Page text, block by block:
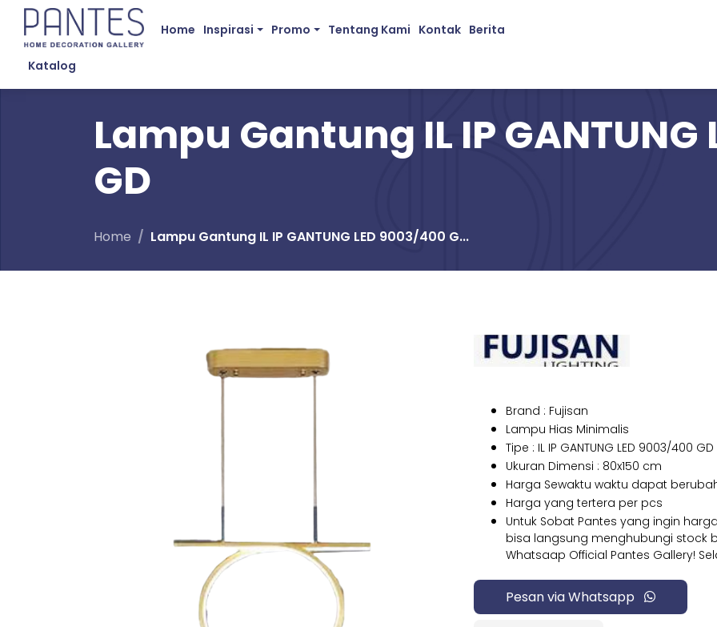
Home Inspirasi Promo Tentang Kami Kontak Berita
Katalog
Lampu Gantung IL IP GANTUNG
GD
Home Lampu Gantung IL IP GANTUNG LED 9003/400 G...
Brand : Fujisan
Lampu Hias Minimalis
Tipe : IL IP GANTUNG LED 9003/400 GD
Ukuran Dimensi : 80x150 cm
Harga Sewaktu waktu dapat
Harga yang tertera per pcs
Untuk Sobat Pantes yang ingin
bisa langsung menghubungi stock
Whatsaap Official Pantes Gallery!
Pesan via Whatsapp